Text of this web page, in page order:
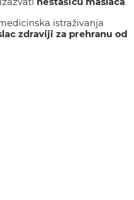
istraživanja
zdraviji za prehranu od